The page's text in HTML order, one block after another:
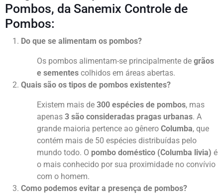
Pombos, da Sanemix Controle de
Pombos:
Do que se alimentam os pombos?
Os pombos alimentam-se principalmente de grãos
e sementes colhidos em áreas abertas.
Quais são os tipos de pombos existentes?
Existem mais de 300 espécies de pombos, mas
apenas 3 são consideradas pragas urbanas. A
grande maioria pertence ao gênero Columba, que
contém mais de 50 espécies distribuídas pelo
mundo todo. O pombo doméstico (Columba livia) é
o mais conhecido por sua proximidade no convívio
com o homem.
Como podemos evitar a presença de pombos?